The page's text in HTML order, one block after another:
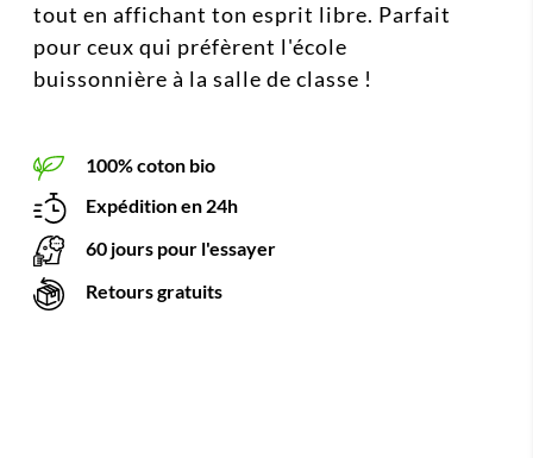
tout en affichant ton esprit libre. Parfait
pour ceux qui préfèrent l'école
buissonnière à la salle de classe !
100% coton bio
Expédition en 24h
60 jours pour l'essayer
Retours gratuits